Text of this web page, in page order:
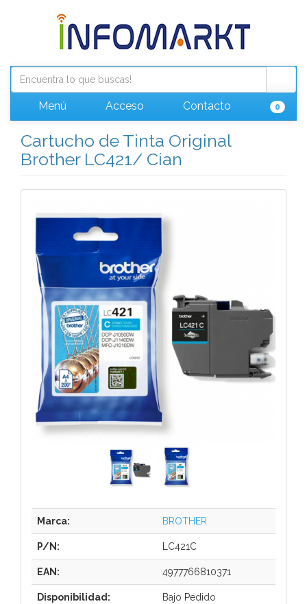
Menú Acceso Contacto 0
Cartucho de Tinta Original
Brother LC421/ Cian
Marca: BROTHER
P/N: LC421C
EAN: 4977766810371
Disponibilidad: Bajo Pedido